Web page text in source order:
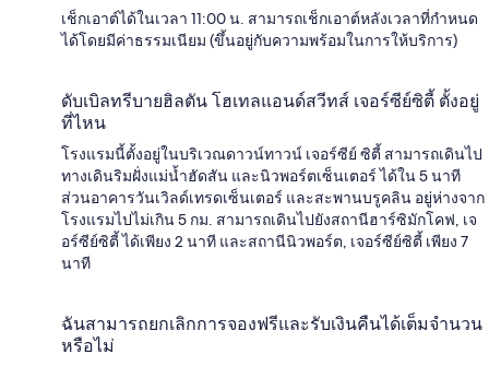
เช็กเอาต์ได้ในเวลา 11:00 น. สามารถเช็กเอาต์หลังเวลาที่กำหนด
ได้โดยมีค่าธรรมเนียม (ขึ้นอยู่กับความพร้อมในการให้บริการ)
ดับเบิลทรีบายฮิลตัน โฮเทลแอนด์สวีทส์ เจอร์ซีย์ซิตี้ ตั้งอยู่
ที่ไหน
โรงแรมนี้ตั้งอยู่ในบริเวณดาวน์ทาวน์ เจอร์ซีย์ ซิตี้ สามารถเดินไป
ทางเดินริมฝั่งแม่น้ำฮัดสัน และนิวพอร์ตเซ็นเตอร์ ได้ใน 5 นาที
ส่วนอาคารวันเวิลด์เทรดเซ็นเตอร์ และสะพานบรูคลิน อยู่ห่างจาก
โรงแรมไปไม่เกิน 5 กม. สามารถเดินไปยังสถานีฮาร์ซิมักโคฟ, เจ
อร์ซีย์ซิตี้ ได้เพียง 2 นาที และสถานีนิวพอร์ต, เจอร์ซีย์ซิตี้ เพียง 7
นาที
ฉันสามารถยกเลิกการจองฟรีและรับเงินคืนได้เต็มจำนวน
หรือไม่